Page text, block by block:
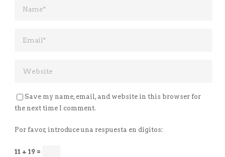
Save my name, email, and website in this browser for
the next time I comment.
Por favor, introduce una respuesta en dígitos:
11 + 19 =